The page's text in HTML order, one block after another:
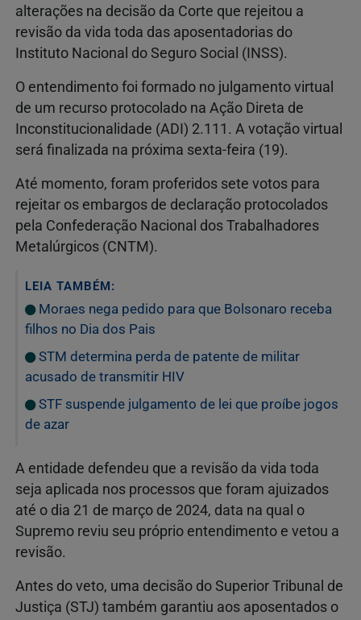
alterações na decisão da Corte que rejeitou a
revisão da vida toda das aposentadorias do
Instituto Nacional do Seguro Social (INSS).
O entendimento foi formado no julgamento virtual
de um recurso protocolado na Ação Direta de
Inconstitucionalidade (ADI) 2.111. A votação virtual
será finalizada na próxima sexta-feira (19).
Até momento, foram proferidos sete votos para
rejeitar os embargos de declaração protocolados
pela Confederação Nacional dos Trabalhadores
Metalúrgicos (CNTM).
LEIA TAMBÉM:
Moraes nega pedido para que Bolsonaro receba
filhos no Dia dos Pais
STM determina perda de patente de militar
acusado de transmitir HIV
STF suspende julgamento de lei que proíbe jogos
de azar
A entidade defendeu que a revisão da vida toda
seja aplicada nos processos que foram ajuizados
até o dia 21 de março de 2024, data na qual o
Supremo reviu seu próprio entendimento e vetou a
revisão.
Antes do veto, uma decisão do Superior Tribunal de
Justiça (STJ) também garantiu aos aposentados o